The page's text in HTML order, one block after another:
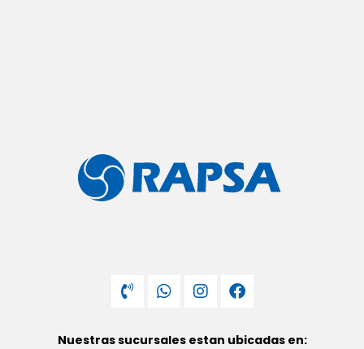
Nuestras sucursales estan ubicadas en: